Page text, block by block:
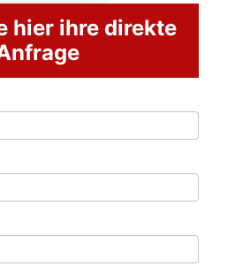
hier ihre direkte